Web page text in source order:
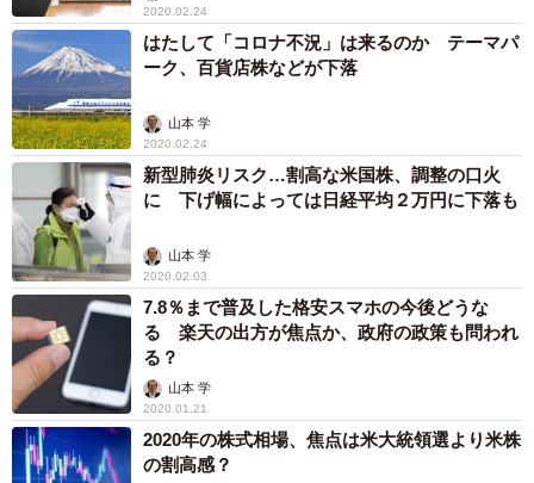
2020.02.24
はたして「コロナ不況」は来るのか テーマパ
ーク、百貨店株などが下落
山本 学
2020.02.24
新型肺炎リスク…割高な米国株、調整の口火
に 下げ幅によっては日経平均２万円に下落も
山本 学
2020.02.03
7.8％まで普及した格安スマホの今後どうな
る 楽天の出方が焦点か、政府の政策も問われ
る？
山本 学
2020.01.21
2020年の株式相場、焦点は米大統領選より米株
の割高感？